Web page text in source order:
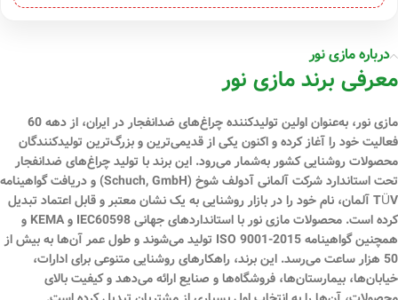
درباره مازی نور
معرفی برند مازی نور
مازی نور، به‌عنوان اولین تولیدکننده چراغ‌های ضدانفجار در ایران، از دهه 60
فعالیت خود را آغاز کرده و اکنون یکی از قدیمی‌ترین و بزرگ‌ترین تولیدکنندگان
محصولات روشنایی کشور به‌شمار می‌رود. این برند با تولید چراغ‌های ضدانفجار
تحت استاندارد شرکت آلمانی آدولف شوخ (Schuch, GmbH) و دریافت گواهینامه
TÜV آلمان، نام خود را در بازار روشنایی به یک نشان معتبر و قابل اعتماد تبدیل
کرده است. محصولات مازی نور با استانداردهای جهانی IEC60598 و KEMA و
همچنین گواهینامه ISO 9001-2015 تولید می‌شوند و طول عمر آن‌ها به بیش از
50 هزار ساعت می‌رسد. این برند، راهکارهای روشنایی متنوعی برای ادارات،
خیابان‌ها، بیمارستان‌ها، فروشگاه‌ها و صنایع ارائه می‌دهد و کیفیت بالای